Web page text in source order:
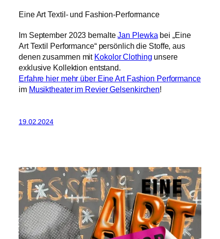
Eine Art Textil- und Fashion-Performance
Im September 2023 bemalteJan Plewka bei „Eine
Art Textil Performance“ persönlich die Stoffe, aus
denen zusammen mit Kokolor Clothing unsere
exklusive Kollektion entstand.
Erfahre hier mehr über Eine Art Fashion Performance
im Musiktheater im Revier Gelsenkirchen!
19.02.2024